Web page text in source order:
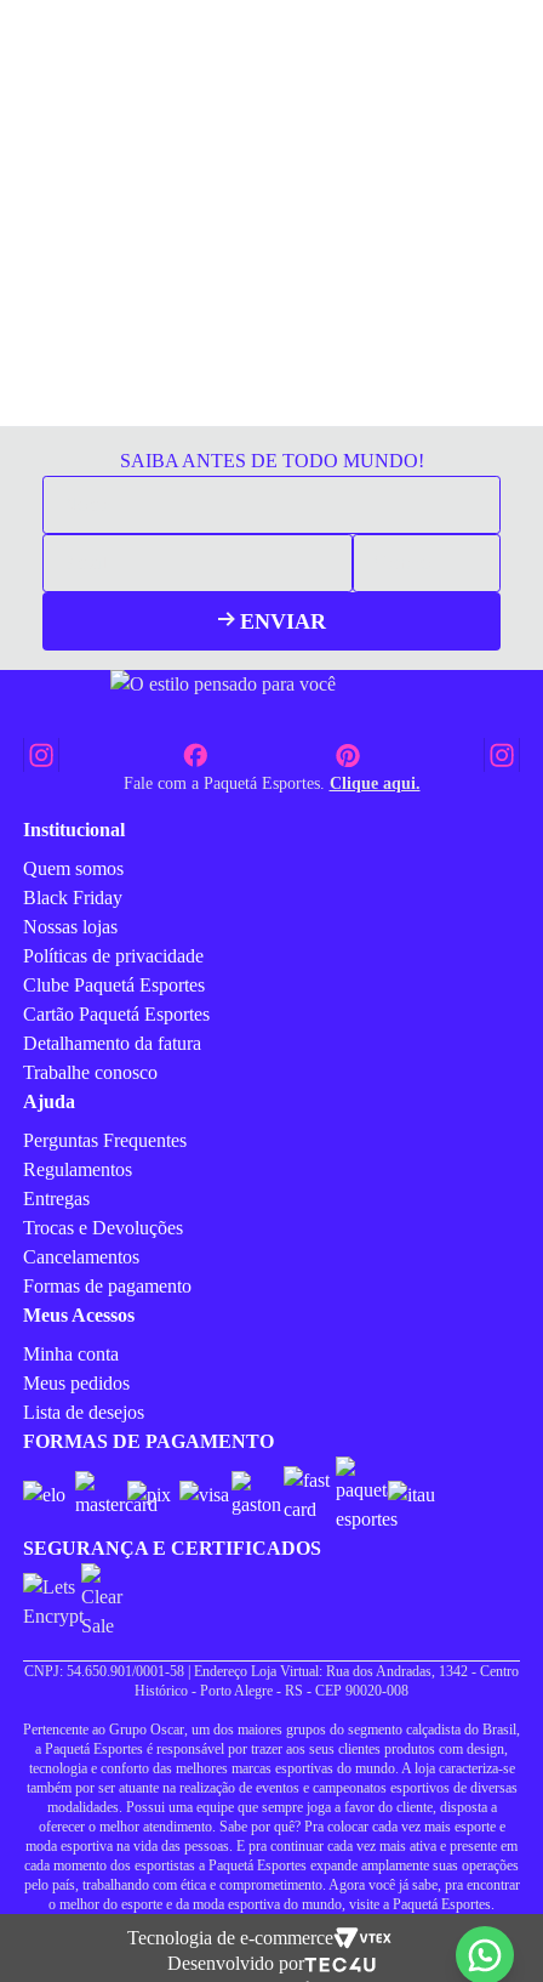
SAIBA ANTES DE TODO MUNDO!
ENVIAR
Fale com a Paquetá Esportes. Clique aqui.
Institucional
Quem somos
Black Friday
Nossas lojas
Políticas de privacidade
Clube Paquetá Esportes
Cartão Paquetá Esportes
Detalhamento da fatura
Trabalhe conosco
Ajuda
Perguntas Frequentes
Regulamentos
Entregas
Trocas e Devoluções
Cancelamentos
Formas de pagamento
Meus Acessos
Minha conta
Meus pedidos
Lista de desejos
FORMAS DE PAGAMENTO
SEGURANÇA E CERTIFICADOS
CNPJ: 54.650.901/0001-58 | Endereço Loja Virtual: Rua dos Andradas, 1342 - Centro
Histórico - Porto Alegre - RS - CEP 90020-008
Pertencente ao Grupo Oscar, um dos maiores grupos do segmento calçadista do Brasil,
a Paquetá Esportes é responsável por trazer aos seus clientes produtos com design,
tecnologia e conforto das melhores marcas esportivas do mundo. A loja caracteriza-se
também por ser atuante na realização de eventos e campeonatos esportivos de diversas
modalidades. Possui uma equipe que sempre joga a favor do cliente, disposta a
oferecer o melhor atendimento. Sabe por quê? Pra colocar cada vez mais esporte e
moda esportiva na vida das pessoas. E pra continuar cada vez mais ativa e presente em
cada momento dos esportistas a Paquetá Esportes expande amplamente suas operações
pelo país, trabalhando com ética e comprometimento. Agora você já sabe, pra encontrar
o melhor do esporte e da moda esportiva do mundo, visite a Paquetá Esportes.
Tecnologia de e-commerce
Desenvolvido por